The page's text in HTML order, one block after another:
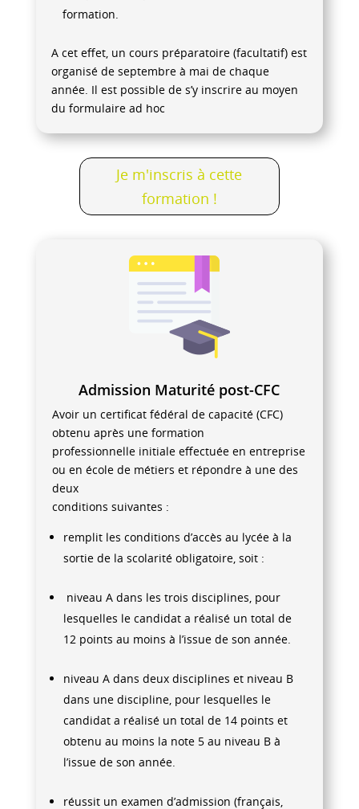
formation.
A cet effet, un cours préparatoire (facultatif) est
organisé de septembre à mai de chaque
année. Il est possible de s’y inscrire au moyen
du formulaire ad hoc
Je m'inscris à cette
formation !
Admission Maturité post-CFC
Avoir un certificat fédéral de capacité (CFC)
obtenu après une formation
professionnelle initiale effectuée en entreprise
ou en école de métiers et répondre à une des
deux
conditions suivantes :
remplit les conditions d’accès au lycée à la
sortie de la scolarité obligatoire, soit :
niveau A dans les trois disciplines, pour
lesquelles le candidat a réalisé un total de
12 points au moins à l’issue de son année.
niveau A dans deux disciplines et niveau B
dans une discipline, pour lesquelles le
candidat a réalisé un total de 14 points et
obtenu au moins la note 5 au niveau B à
l’issue de son année.
réussit un examen d’admission (français,